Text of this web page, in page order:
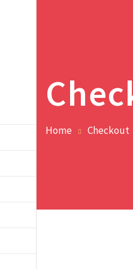
Home Checkout